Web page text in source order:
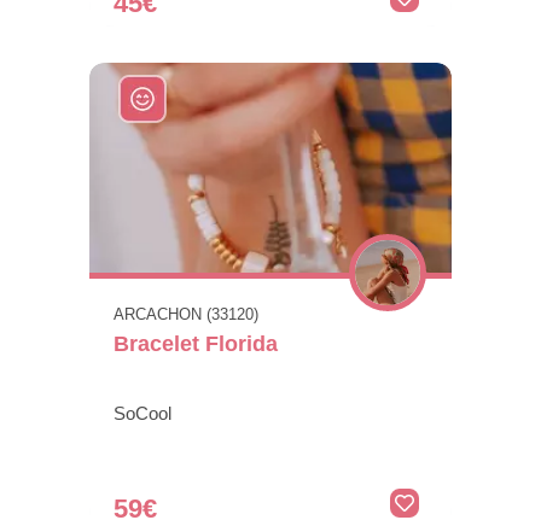
ARCACHON (33120)
Bracelet Florida
SoCool
59€